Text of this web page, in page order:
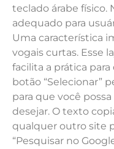
teclado árabe
adequado para
Uma característica
vogais curtas. Esse
facilita a prática
botão “Selecionar”
para que você possa
desejar. O texto
qualquer outro site
“Pesquisar no